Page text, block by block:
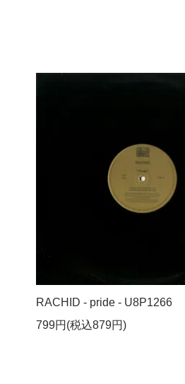
RACHID - pride - U8P1266
799円(税込879円)